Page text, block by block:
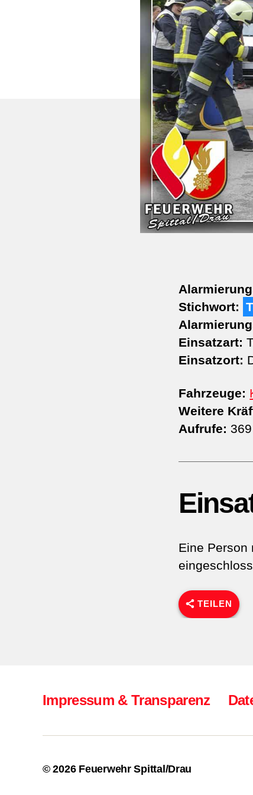
Stichwort:
Einsatzart:
Einsatzort:
Fahrzeuge:
Weitere
Aufrufe: 369
Eine Person
TEILEN
Impressum & Transparenz
© 2026 Feuerwehr Spittal/Drau